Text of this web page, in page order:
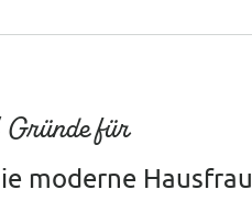
für
moderne Hausfrau